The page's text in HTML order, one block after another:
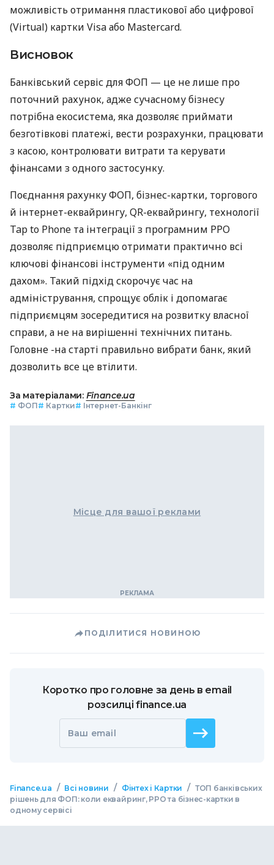
можливість отримання пластикової або цифрової
(Virtual) картки Visa або Mastercard.
Висновок
Банківський сервіс для ФОП — це не лише про
поточний рахунок, адже сучасному бізнесу
потрібна екосистема, яка дозволяє приймати
безготівкові платежі, вести розрахунки, працювати
з касою, контролювати витрати та керувати
фінансами з одного застосунку.
Поєднання рахунку ФОП, бізнес-картки, торгового
й інтернет-еквайрингу, QR-еквайрингу, технології
Tap to Phone та інтеграції з програмним РРО
дозволяє підприємцю отримати практично всі
ключові фінансові інструменти «під одним
дахом». Такий підхід скорочує час на
адміністрування, спрощує облік і допомагає
підприємцям зосередитися на розвитку власної
справи, а не на вирішенні технічних питань.
Головне -на старті правильно вибрати банк, який
дозволить все це втілити.
За матеріалами: Finance.ua
# ФОП# Картки# Інтернет-Банкінг
Місце для вашої реклами
ПОДІЛИТИСЯ НОВИНОЮ
Коротко про головне за день в email
розсилці finance.ua
Ваш email
Finance.ua / Всі новини / Фінтех і Картки / ТОП банківських
рішень для ФОП: коли еквайринг, РРО та бізнес-картки в
одному сервісі